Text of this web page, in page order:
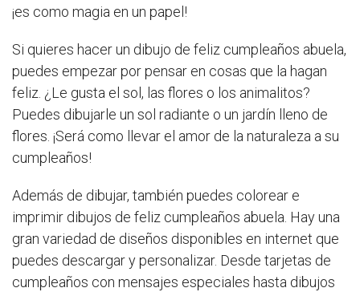
¡es como magia en un papel!
Si quieres hacer un dibujo de feliz cumpleaños abuela,
puedes empezar por pensar en cosas que la hagan
feliz. ¿Le gusta el sol, las flores o los animalitos?
Puedes dibujarle un sol radiante o un jardín lleno de
flores. ¡Será como llevar el amor de la naturaleza a su
cumpleaños!
Además de dibujar, también puedes colorear e
imprimir dibujos de feliz cumpleaños abuela. Hay una
gran variedad de diseños disponibles en internet que
puedes descargar y personalizar. Desde tarjetas de
cumpleaños con mensajes especiales hasta dibujos